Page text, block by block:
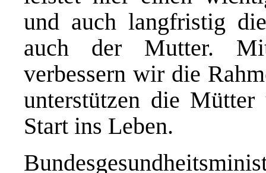
und auch langfristig
auch der Mutter.
verbessern wir die
unterstützen die Mütter
Start ins Leben.